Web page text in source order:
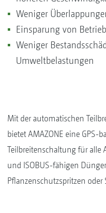
Weniger
Einsparung von
Weniger
Umweltbelastungen
Mit der automatischen
bietet AMAZONE eine GPS-
Teilbreitenschaltung für alle
und ISOBUS-fähigen
Pflanzenschutzspritzen oder